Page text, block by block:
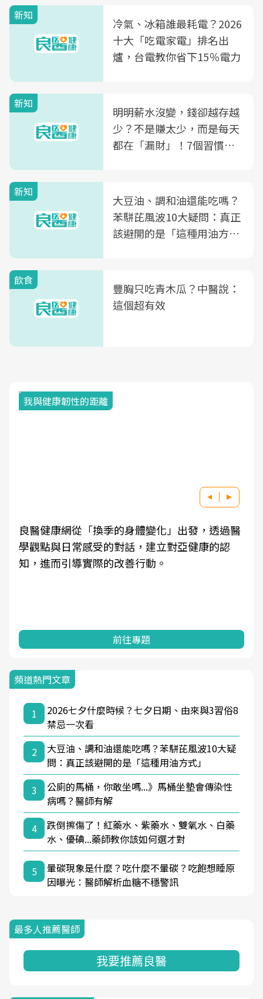
新知
冷氣、冰箱誰最耗電？2026
十大「吃電家電」排名出
爐，台電教你省下15％電力
新知
明明薪水沒變，錢卻越存越
少？不是賺太少，而是每天
都在「漏財」！7個習慣一
新知
大豆油、調和油還能吃嗎？
苯駢芘風波10大疑問：真正
該避開的是「這種用油方
飲食
豐胸只吃青木瓜？中醫說：
這個超有效
我與健康韌性的距離
良醫健康網從「換季的身體變化」出發，透過醫
學觀點與日常感受的對話，建立對亞健康的認
知，進而引導實際的改善行動。
前往專題
頻道熱門文章
1
2026七夕什麼時候？七夕日期、由來與3習俗8
禁忌一次看
2
大豆油、調和油還能吃嗎？苯駢芘風波10大疑
問：真正該避開的是「這種用油方式」
3
公廁的馬桶，你敢坐嗎...》馬桶坐墊會傳染性
病嗎？醫師有解
4
跌倒擦傷了！紅藥水、紫藥水、雙氧水、白藥
水、優碘...藥師教你該如何選才對
5
暈碳現象是什麼？吃什麼不暈碳？吃飽想睡原
因曝光：醫師解析血糖不穩警訊
最多人推薦醫師
我要推薦良醫